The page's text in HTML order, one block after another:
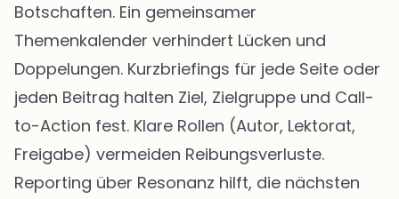
Botschaften. Ein gemeinsamer
Themenkalender verhindert Lücken und
Doppelungen. Kurzbriefings für jede Seite oder
jeden Beitrag halten Ziel, Zielgruppe und Call-
to-Action fest. Klare Rollen (Autor, Lektorat,
Freigabe) vermeiden Reibungsverluste.
Reporting über Resonanz hilft, die nächsten